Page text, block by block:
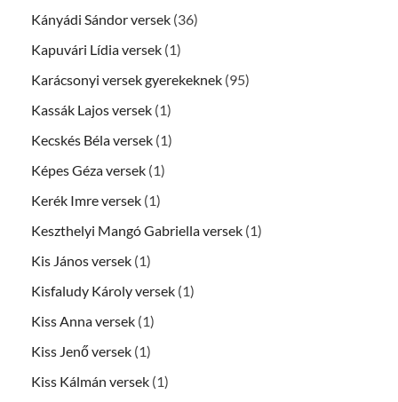
Kányádi Sándor versek (36)
Kapuvári Lídia versek (1)
Karácsonyi versek gyerekeknek (95)
Kassák Lajos versek (1)
Kecskés Béla versek (1)
Képes Géza versek (1)
Kerék Imre versek (1)
Keszthelyi Mangó Gabriella versek (1)
Kis János versek (1)
Kisfaludy Károly versek (1)
Kiss Anna versek (1)
Kiss Jenő versek (1)
Kiss Kálmán versek (1)